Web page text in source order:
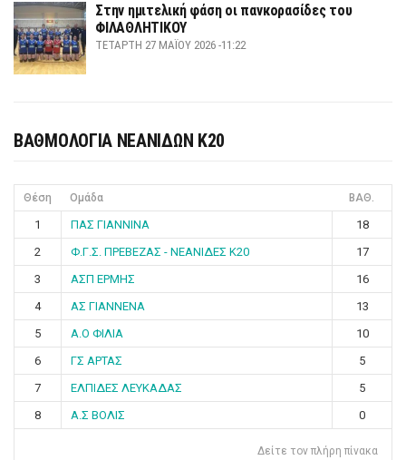
Στην ημιτελική φάση οι πανκορασίδες του
ΦΙΛΑΘΛΗΤΙΚΟΥ
ΤΕΤΆΡΤΗ 27 ΜΑΪ́ΟΥ 2026 -11:22
ΒΑΘΜΟΛΟΓΙΑ ΝΕΑΝΙΔΩΝ Κ20
Θέση Ομάδα ΒΑΘ.
1 ΠΑΣ ΓΙΑΝΝΙΝΑ
18
2
Φ.Γ.Σ. ΠΡΕΒΕΖΑΣ - ΝΕΑΝΙΔΕΣ Κ20
17
3
ΑΣΠ ΕΡΜΗΣ
16
4
ΑΣ ΓΙΑΝΝΕΝΑ
13
5
Α.Ο ΦΙΛΙΑ
10
6
ΓΣ ΑΡΤΑΣ
5
7
ΕΛΠΙΔΕΣ ΛΕΥΚΑΔΑΣ
5
8
Α.Σ ΒΟΛΙΣ 0
Δείτε τον πλήρη πίνακα